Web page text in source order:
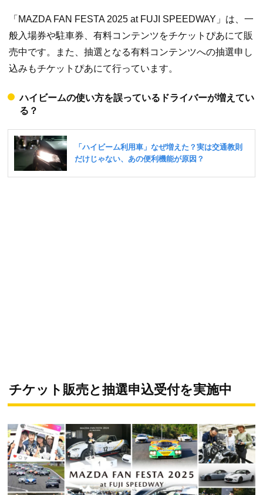
「MAZDA FAN FESTA 2025 at FUJI SPEEDWAY」は、一
般入場券や駐車券、有料コンテンツをチケットぴあにて販
売中です。また、抽選となる有料コンテンツへの抽選申し
込みもチケットぴあにて行っています。
ハイビームの使い方を誤っているドライバーが増えてい
る？
チケット販売と抽選申込受付を実施中